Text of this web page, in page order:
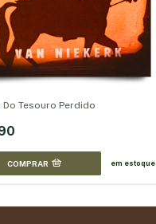
Do Tesouro Perdido
COMPRAR em estoque